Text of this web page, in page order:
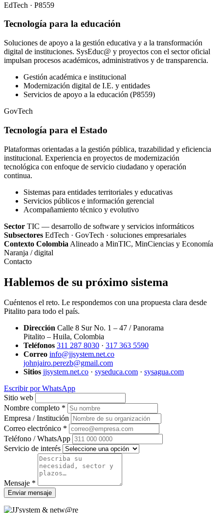
EdTech · P8559
Tecnología para la educación
Soluciones de apoyo a la gestión educativa y a la transformación
digital de instituciones. SysEduc@ y proyectos con el sector oficial
impulsan procesos académicos, administrativos y de transparencia.
Gestión académica e institucional
Modernización digital de I.E. y entidades
Servicios de apoyo a la educación (P8559)
GovTech
Tecnología para el Estado
Plataformas orientadas a la gestión pública, trazabilidad y eficiencia
institucional. Experiencia en proyectos de modernización
tecnológica con enfoque de servicio ciudadano y operación
continua.
Sistemas para entidades territoriales y educativas
Servicios públicos e información gerencial
Acompañamiento técnico y evolutivo
Sector TIC — desarrollo de software y servicios informáticos
Subsectores EdTech · GovTech · soluciones empresariales
Contexto Colombia Alineado a MinTIC, MinCiencias y Economía
Naranja / digital
Contacto
Hablemos de su próximo sistema
Cuéntenos el reto. Le respondemos con una propuesta clara desde
Pitalito para todo el país.
Dirección Calle 8 Sur No. 1 – 47 / Panorama
Pitalito – Huila, Colombia
Teléfonos 311 287 8030 · 317 363 5590
Correo info@jjsystem.net.co
johnjairo.perezb@gmail.com
Sitios jjsystem.net.co · syseduca.com · sysagua.com
Escribir por WhatsApp
Sitio web
Nombre completo *
Empresa / Institución
Correo electrónico *
Teléfono / WhatsApp
Servicio de interés
Mensaje *
Enviar mensaje